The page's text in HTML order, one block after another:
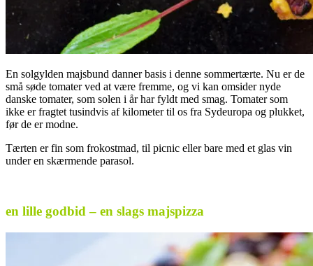
En solgylden majsbund danner basis i denne sommertærte. Nu er de
små søde tomater ved at være fremme, og vi kan omsider nyde
danske tomater, som solen i år har fyldt med smag. Tomater som
ikke er fragtet tusindvis af kilometer til os fra Sydeuropa og plukket,
før de er modne.
Tærten er fin som frokostmad, til picnic eller bare med et glas vin
under en skærmende parasol.
en lille godbid – en slags majspizza